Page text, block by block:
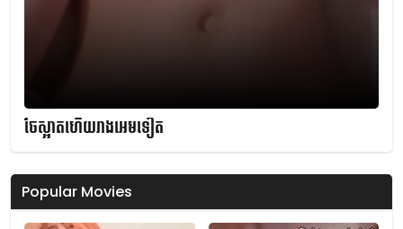
ចែស្អាតហើយរាងអេមទៀត
Popular Movies